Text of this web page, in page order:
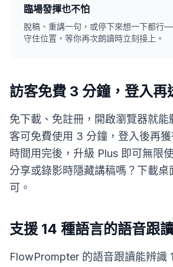
臨場發揮也不怕
脫稿、重講一句，或停下來想一下都行
守住位置，等你再次朗讀時立刻接上。
訪客免費 3 分鐘，登入再
免下載、免註冊，開啟瀏覽器就能
客可免費使用 3 分鐘，登入後再
時間用完後，升級 Plus 即可無限
分享或錄影時隱藏講稿嗎？下載桌
可。
支援 14 種語言的語音跟
FlowPrompter 的語音跟讀能辨識